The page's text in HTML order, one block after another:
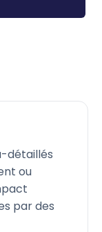
détaillés
ou
par des